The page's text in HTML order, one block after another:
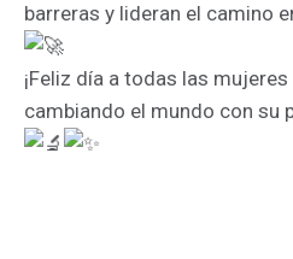
barreras y lideran el camino
¡Feliz día a todas las
cambiando el mundo con su